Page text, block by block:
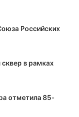
Российских
в рамках
отметила 85-